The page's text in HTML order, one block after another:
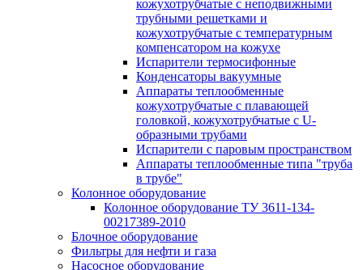
кожухотрубчатые с неподвижными
трубными решетками и
кожухотрубчатые с температурным
компенсатором на кожухе
Испарители термосифонные
Конденсаторы вакуумные
Аппараты теплообменные
кожухотрубчатые с плавающей
головкой, кожухотрубчатые с U-
образными трубами
Испарители с паровым пространством
Аппараты теплообменные типа "труба
в трубе"
Колонное оборудование
Колонное оборудование ТУ 3611-134-
00217389-2010
Блочное оборудование
Фильтры для нефти и газа
Насосное оборудование